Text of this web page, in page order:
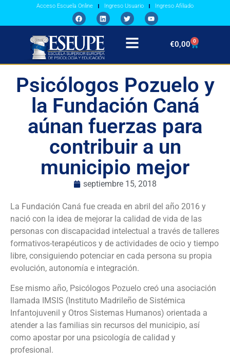
Acceso Escuela Online Ingreso Usuario Ingreso Afiliado
€0,00 0
Psicólogos Pozuelo y
la Fundación Caná
aúnan fuerzas para
contribuir a un
municipio mejor
septiembre 15, 2018
La Fundación Caná fue creada en abril del año 2016 y
nació con la idea de mejorar la calidad de vida de las
personas con discapacidad intelectual a través de talleres
formativos-terapéuticos y de actividades de ocio y tiempo
libre, consiguiendo potenciar en cada persona su propia
evolución, autonomía e integración.
Ese mismo año, Psicólogos Pozuelo creó una asociación
llamada IMSIS (Instituto Madrileño de Sistémica
Infantojuvenil y Otros Sistemas Humanos) orientada a
atender a las familias sin recursos del municipio, así
como apostar por una psicología de calidad y
profesional.